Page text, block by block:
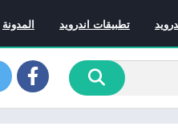
تطبيقات اندرويد المدونة